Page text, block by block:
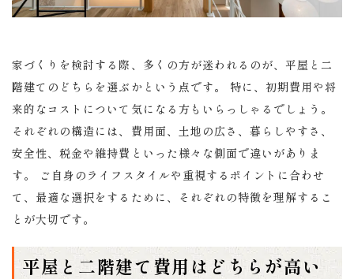
家づくりを検討する際、多くの方が迷われるのが、平屋と二
階建てのどちらを選ぶかという点です。 特に、初期費用や将
来的なコストについて気になる方もいらっしゃるでしょう。
それぞれの構造には、費用面、土地の広さ、暮らしやすさ、
安全性、税金や維持費といった様々な側面で違いがありま
す。 ご自身のライフスタイルや重視するポイントに合わせ
て、最適な選択をするために、それぞれの特徴を理解するこ
とが大切です。
平屋と二階建て費用はどちらが高い